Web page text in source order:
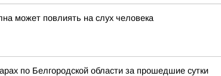
может повлиять на слух человека
по Белгородской области за прошедшие сутки